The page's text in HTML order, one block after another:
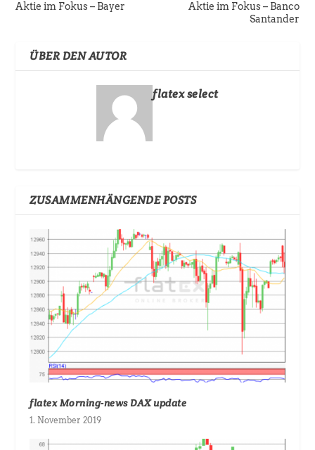
Aktie im Fokus – Bayer
Aktie im Fokus – Banco
Santander
ÜBER DEN AUTOR
flatex select
ZUSAMMENHÄNGENDE POSTS
flatex Morning-news DAX update
1. November 2019